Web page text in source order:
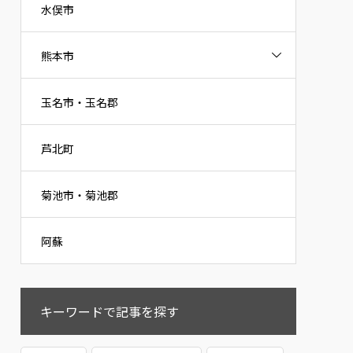
水俣市
熊本市
玉名市・玉名郡
芦北町
菊池市・菊池郡
阿蘇
キーワードで記事を探す